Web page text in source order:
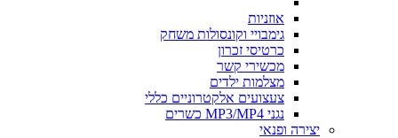
אוזניות
גימבויי וקונסולות משחק
כרטיסי זכרון
מכשירי קשר
מצלמות ילדים
צעצועים אלקטרוניים כללי
נגני MP3/MP4 כשרים
יצירה ופנאי